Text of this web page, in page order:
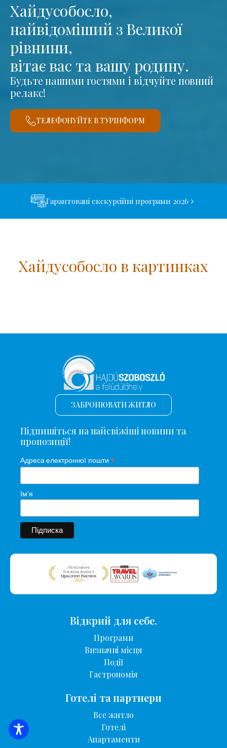
Хайдусобосло,
найвідоміший з Великої
рівнини,
вітає вас та вашу родину.
Будьте нашими гостями і відчуйте повний
релакс!
ТЕЛЕФОНУЙТЕ В ТУРІНФОРМ
Гарантовані екскурсійні програми 2026
Хайдусобосло в картинках
ПОШУК ЖИТЛА
ЗАБРОНЮВАТИ ЖИТЛО
Підпишіться на найсвіжіші новини та
пропозиції!
Адреса електронної пошти *
Ім'я
Відкрий для себе.
Програми
Визначні місця
Події
Гастрономія
Готелі та партнери
Все житло
Готелі
Апартаменти